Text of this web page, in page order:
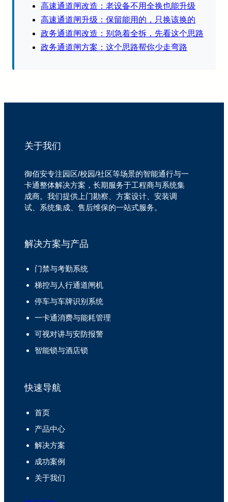
高速通道闸改造：老设备不用全换也能升级
高速通道闸升级：保留能用的，只换该换的
政务通道闸改造：别急着全拆，先看这个思路
政务通道闸方案：这个思路帮你少走弯路
关于我们
御佰安专注园区/校园/社区等场景的智能通行与一
卡通整体解决方案，长期服务于工程商与系统集
成商。我们提供上门勘察、方案设计、安装调
试、系统集成、售后维保的一站式服务。
解决方案与产品
门禁与考勤系统
梯控与人行通道闸机
停车与车牌识别系统
一卡通消费与能耗管理
可视对讲与安防报警
智能锁与酒店锁
快速导航
首页
产品中心
解决方案
成功案例
关于我们